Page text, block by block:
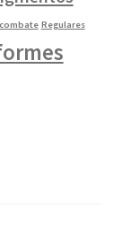
Regulares